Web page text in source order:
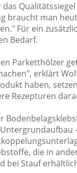
Qualitätssiegel
braucht man
Für ein
Bedarf.
Parketthölzer
erklärt
haben,
Rezepturen
-
die in
bei Stauf